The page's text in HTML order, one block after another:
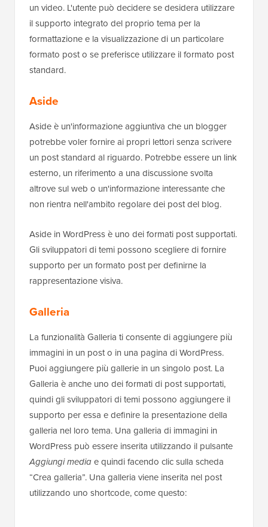
un video. L'utente può decidere se desidera utilizzare
il supporto integrato del proprio tema per la
formattazione e la visualizzazione di un particolare
formato post o se preferisce utilizzare il formato post
standard.
Aside
Aside è un'informazione aggiuntiva che un blogger
potrebbe voler fornire ai propri lettori senza scrivere
un post standard al riguardo. Potrebbe essere un link
esterno, un riferimento a una discussione svolta
altrove sul web o un'informazione interessante che
non rientra nell'ambito regolare dei post del blog.
Aside in WordPress è uno dei formati post supportati.
Gli sviluppatori di temi possono scegliere di fornire
supporto per un formato post per definirne la
rappresentazione visiva.
Galleria
La funzionalità Galleria ti consente di aggiungere più
immagini in un post o in una pagina di WordPress.
Puoi aggiungere più gallerie in un singolo post. La
Galleria è anche uno dei formati di post supportati,
quindi gli sviluppatori di temi possono aggiungere il
supporto per essa e definire la presentazione della
galleria nel loro tema. Una galleria di immagini in
WordPress può essere inserita utilizzando il pulsante
Aggiungi mediae quindi facendo clic sulla scheda
“Crea galleria”. Una galleria viene inserita nel post
utilizzando uno shortcode, come questo: